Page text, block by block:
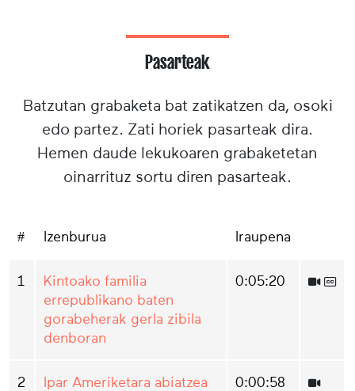
Pasarteak
Batzutan grabaketa bat zatikatzen da, osoki
edo partez. Zati horiek pasarteak dira.
Hemen daude lekukoaren grabaketetan
oinarrituz sortu diren pasarteak.
# Izenburua Iraupena
1
Kintoako familia
errepublikano baten
gorabeherak gerla zibila
denboran
0:05:20
2
Ipar Ameriketara abiatzea
0:00:58